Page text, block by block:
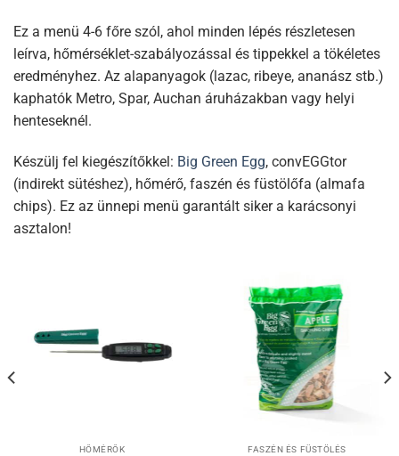
Ez a menü 4-6 főre szól, ahol minden lépés részletesen
leírva, hőmérséklet-szabályozással és tippekkel a tökéletes
eredményhez. Az alapanyagok (lazac, ribeye, ananász stb.)
kaphatók Metro, Spar, Auchan áruházakban vagy helyi
henteseknél.
Készülj fel kiegészítőkkel: Big Green Egg, convEGGtor
(indirekt sütéshez), hőmérő, faszén és füstölőfa (almafa
chips). Ez az ünnepi menü garantált siker a karácsonyi
asztalon!​
HŐMÉRŐK FASZÉN ÉS FÜSTÖLÉS